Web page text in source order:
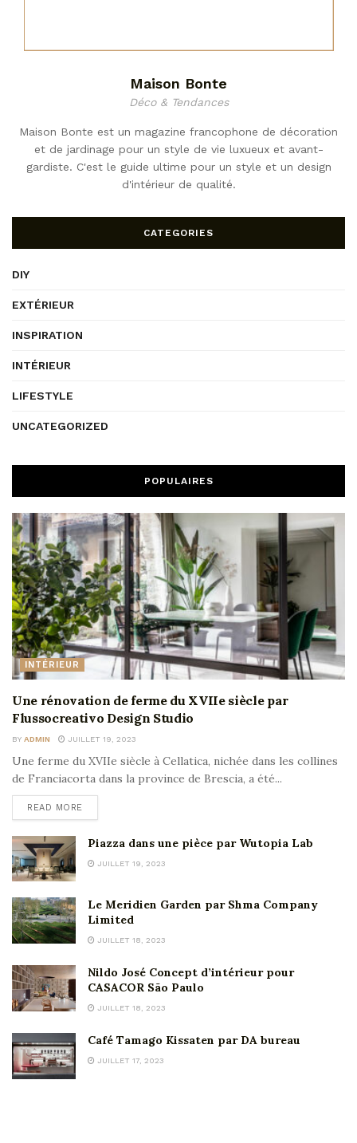
Maison Bonte
Déco & Tendances
Maison Bonte est un magazine francophone de décoration
et de jardinage pour un style de vie luxueux et avant-
gardiste. C'est le guide ultime pour un style et un design
d'intérieur de qualité.
CATEGORIES
DIY
EXTÉRIEUR
INSPIRATION
INTÉRIEUR
LIFESTYLE
UNCATEGORIZED
POPULAIRES
INTÉRIEUR
Une rénovation de ferme du XVIIe siècle par
Flussocreativo Design Studio
BY ADMIN JUILLET 19, 2023
Une ferme du XVIIe siècle à Cellatica, nichée dans les collines
de Franciacorta dans la province de Brescia, a été...
READ MORE
Piazza dans une pièce par Wutopia Lab
JUILLET 19, 2023
Le Meridien Garden par Shma Company
Limited
JUILLET 18, 2023
Nildo José Concept d’intérieur pour
CASACOR São Paulo
JUILLET 18, 2023
Café Tamago Kissaten par DA bureau
JUILLET 17, 2023